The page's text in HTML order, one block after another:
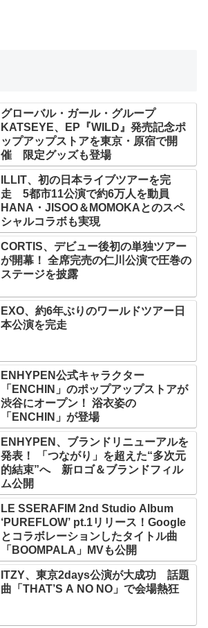
グローバル・ガール・グループ
KATSEYE、EP『WILD』発売記念ポ
ップアップストアを東京・原宿で開
催 限定グッズも登場
ILLIT、初の日本ライブツアーを完
走 5都市11公演で約6万人を動員
HANA・JISOO＆MOMOKAとのスペ
シャルコラボも実現
CORTIS、デビュー後初の単独ツアー
が開幕！ 全席完売の仁川公演で圧巻の
ステージを披露
EXO、約6年ぶりのワールドツアー日
本公演を完走
ENHYPEN公式キャラクター
「ENCHIN」のポップアップストアが
渋谷にオープン！ 浴衣姿の
「ENCHIN」が登場
ENHYPEN、ブランドリニューアルを
発表！ 「つながり」を超えた“多次元
的結束”へ 新ロゴ＆ブランドフィル
ム公開
LE SSERAFIM 2nd Studio Album
‘PUREFLOW’ pt.1リリース！Google
とコラボレーションしたタイトル曲
「BOOMPALA」MVも公開
ITZY、東京2days公演が大成功 話題
曲「THAT’S A NO NO」で会場熱狂